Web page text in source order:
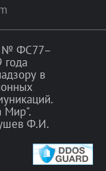
№ ФС77–
года
в
Мир".
Ф.И.